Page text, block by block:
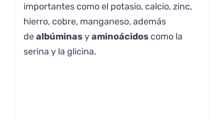
importantes como el potasio, calcio, zinc,
hierro, cobre, manganeso, además
dealbúminasyaminoácidoscomo la
serina y la glicina.